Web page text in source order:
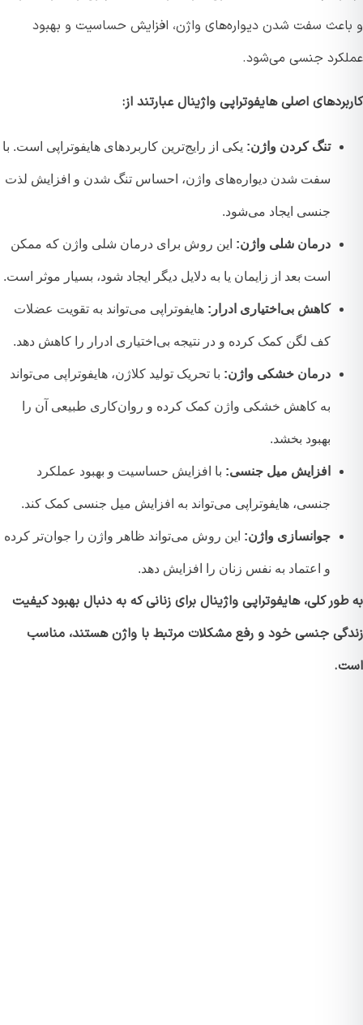
سفت شدن دیواره‌های واژن، افزایش حساسیت و بهبود
جنسی می‌شود.
اصلی هایفوتراپی واژینال عبارتند از:
تنگ کردن واژن: یکی از رایج‌ترین کاربردهای هایفوتراپی است. با
سفت شدن دیواره‌های واژن، احساس تنگ شدن و افزایش لذت
جنسی ایجاد می‌شود.
درمان شلی واژن: این روش برای درمان شلی واژن که ممکن
است بعد از زایمان یا به دلایل دیگر ایجاد شود، بسیار موثر است.
کاهش بی‌اختیاری ادرار: هایفوتراپی می‌تواند به تقویت عضلات
کف لگن کمک کرده و در نتیجه بی‌اختیاری ادرار را کاهش دهد.
درمان خشکی واژن: با تحریک تولید کلاژن، هایفوتراپی می‌تواند
به کاهش خشکی واژن کمک کرده و روان‌کاری طبیعی آن را
بهبود بخشد.
افزایش میل جنسی:با افزایش حساسیت و بهبود عملکرد
جنسی، هایفوتراپی می‌تواند به افزایش میل جنسی کمک کند.
جوانسازی واژن: این روش می‌تواند ظاهر واژن را جوان‌تر کرده
و اعتماد به نفس زنان را افزایش دهد.
کلی، هایفوتراپی واژینال برای زنانی که به دنبال بهبود کیفیت
جنسی خود و رفع مشکلات مرتبط با واژن هستند، مناسب